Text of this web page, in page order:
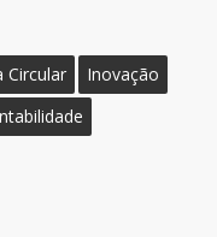
Circular
Inovação